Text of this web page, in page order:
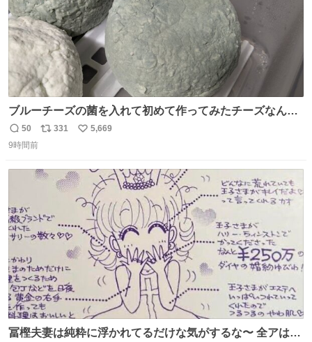
ブルーチーズの菌を入れて初めて作ってみたチーズなんだ
けど 本能でちょっとヤバいと思っちゃう見た目だな
返
信
50
リ
ト
331
い
数
5,669
9時間前
冨樫夫妻は純粋に浮かれてるだけな気がするな〜 全アはこ